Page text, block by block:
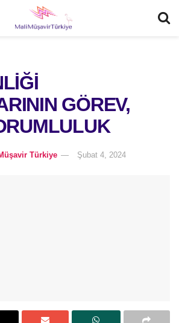
GÖREV,
Türkiye Şubat 4, 2024